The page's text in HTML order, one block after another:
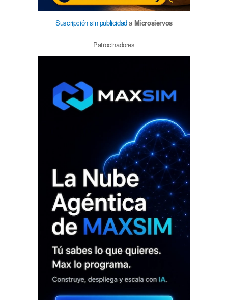
Suscripción sin publicidada Microsiervos
Patrocinadores